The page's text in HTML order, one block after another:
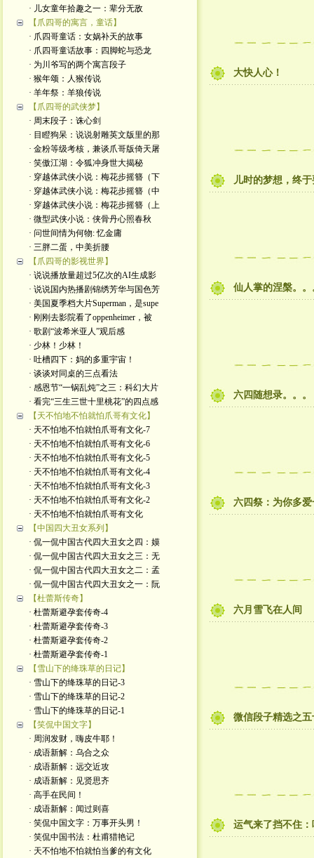
· 儿女童年拾趣之一：辈分无敌
【爪四哥的寓言，童话】
· 爪四哥童话：女娲补天的故事
· 爪四哥童话故事：四脚蛇与恐龙
· 为川爷写的两个寓言段子
· 猴年颂：人猴传说
· 羊年祭：羊狼传说
【爪四哥的武侠梦】
· 周末段子：诛心剑
· 目瞪狗呆：说说射雕英文版里的那
· 金粉等级考核，兼谈爪哥版倚天屠
· 笑傲江湖：令狐冲身世大揭秘
· 穿越体武侠小说：梅花步摇簪（下
· 穿越体武侠小说：梅花步摇簪（中
· 穿越体武侠小说：梅花步摇簪（上
· 微型武侠小说：侠骨丹心照春秋
· 问世间情为何物: 忆金庸
· 三胖二蛋，中美折腰
【爪四哥的影视世界】
· 说说播放量超过5亿次的AI生成影
· 说说国内热播剧锦绣芳华与国色芳
· 美国夏季档大片Superman，是supe
· 刚刚去影院看了oppenheimer，被
· 歌剧“波希米亚人”观后感
· 少林！少林！
· 吐槽四下：妈的多重宇宙！
· 谈谈对同桌的三点看法
· 感恩节“一锅乱炖”之三：科幻大片
· 看完“三生三世十里桃花”的四点感
【天不怕地不怕就怕爪哥有文化】
· 天不怕地不怕就怕爪哥有文化-7
· 天不怕地不怕就怕爪哥有文化-6
· 天不怕地不怕就怕爪哥有文化-5
· 天不怕地不怕就怕爪哥有文化-4
· 天不怕地不怕就怕爪哥有文化-3
· 天不怕地不怕就怕爪哥有文化-2
· 天不怕地不怕就怕爪哥有文化
【中国四大丑女系列】
· 侃一侃中国古代四大丑女之四：嫫
· 侃一侃中国古代四大丑女之三：无
· 侃一侃中国古代四大丑女之二：孟
· 侃一侃中国古代四大丑女之一：阮
【杜蕾斯传奇】
· 杜蕾斯避孕套传奇-4
· 杜蕾斯避孕套传奇-3
· 杜蕾斯避孕套传奇-2
· 杜蕾斯避孕套传奇-1
【雪山下的绛珠草的日记】
· 雪山下的绛珠草的日记-3
· 雪山下的绛珠草的日记-2
· 雪山下的绛珠草的日记-1
【笑侃中国文字】
· 周润发财，嗨皮牛耶！
· 成语新解：乌合之众
· 成语新解：远交近攻
· 成语新解：见贤思齐
· 高手在民间！
· 成语新解：闻过则喜
· 笑侃中国文字：万事开头男！
· 笑侃中国书法：杜甫猎艳记
· 天不怕地不怕就怕当爹的有文化
大快人心！
儿时的梦想，终
仙人掌的涅槃。。
六四随想录。。。
六四祭：为你多
六月雪飞在人间
微信段子精选之
运气来了挡不住